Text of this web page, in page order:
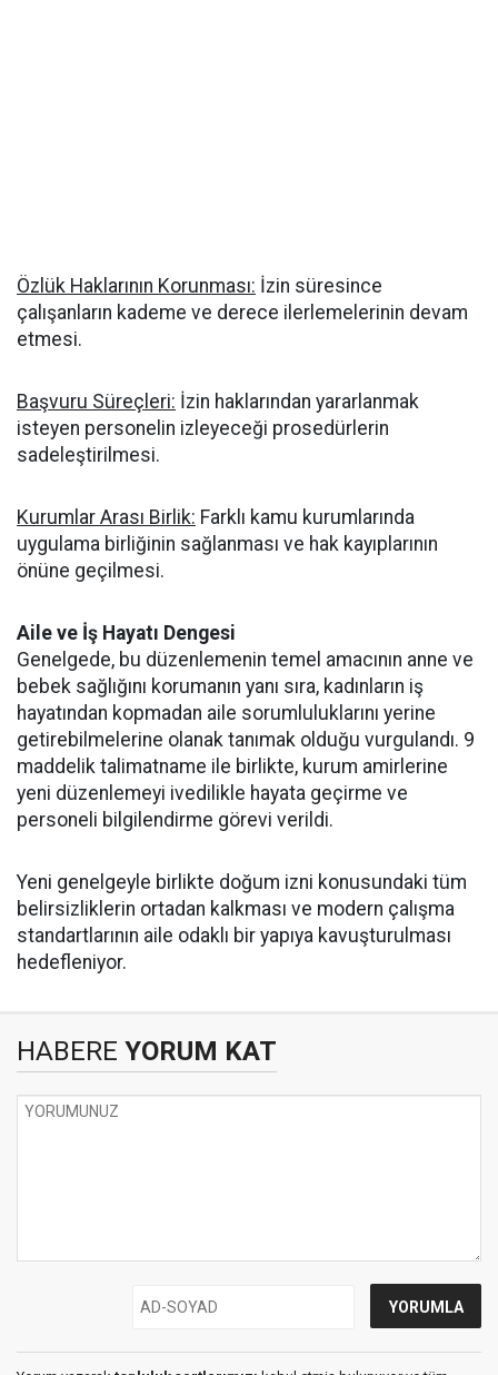
Özlük Haklarının Korunması: İzin süresince
çalışanların kademe ve derece ilerlemelerinin devam
etmesi.
Başvuru Süreçleri: İzin haklarından yararlanmak
isteyen personelin izleyeceği prosedürlerin
sadeleştirilmesi.
Kurumlar Arası Birlik: Farklı kamu kurumlarında
uygulama birliğinin sağlanması ve hak kayıplarının
önüne geçilmesi.
Aile ve İş Hayatı Dengesi
Genelgede, bu düzenlemenin temel amacının anne ve
bebek sağlığını korumanın yanı sıra, kadınların iş
hayatından kopmadan aile sorumluluklarını yerine
getirebilmelerine olanak tanımak olduğu vurgulandı. 9
maddelik talimatname ile birlikte, kurum amirlerine
yeni düzenlemeyi ivedilikle hayata geçirme ve
personeli bilgilendirme görevi verildi.
Yeni genelgeyle birlikte doğum izni konusundaki tüm
belirsizliklerin ortadan kalkması ve modern çalışma
standartlarının aile odaklı bir yapıya kavuşturulması
hedefleniyor.
HABERE YORUM KAT